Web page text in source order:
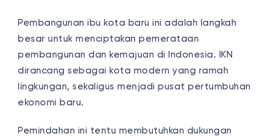
Pembangunan ibu kota baru ini adalah langkah
besar untuk menciptakan pemerataan
pembangunan dan kemajuan di Indonesia. IKN
dirancang sebagai kota modern yang ramah
lingkungan, sekaligus menjadi pusat pertumbuhan
ekonomi baru.
Pemindahan ini tentu membutuhkan dukungan